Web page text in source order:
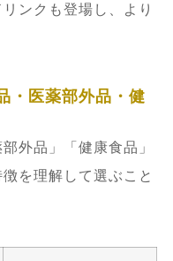
ンクも登場し、より
・医薬部外品・健
外品」「健康食品」
を理解して選ぶこと